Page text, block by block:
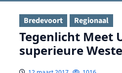
Bredevoort Regionaal
Tegenlicht Meet
superieure